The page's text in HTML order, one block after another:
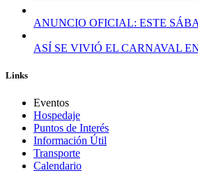
ANUNCIO OFICIAL: ESTE
ASÍ SE VIVIÓ EL CARNAVAL
Links
Eventos
Hospedaje
Puntos de Interés
Información Útil
Transporte
Calendario